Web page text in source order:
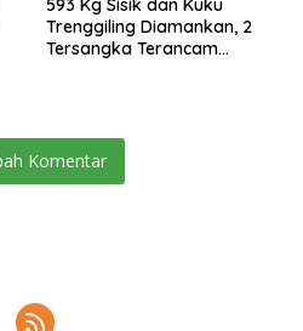
Trenggiling Diamankan, 2
Tersangka Terancam
Komentar